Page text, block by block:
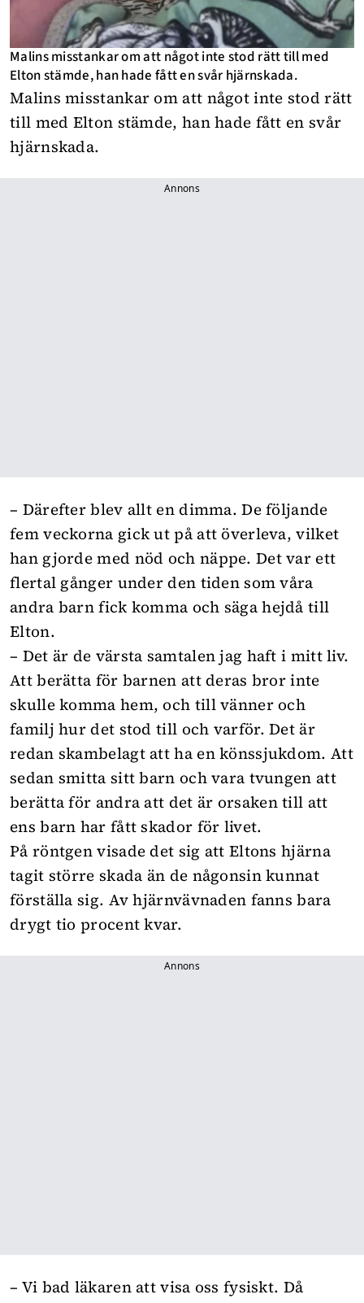
Malins misstankar om att något inte stod rätt till med
Elton stämde, han hade fått en svår hjärnskada.
Malins misstankar om att något inte stod rätt
till med Elton stämde, han hade fått en svår
hjärnskada.
Annons
– Därefter blev allt en dimma. De följande
fem veckorna gick ut på att överleva, vilket
han gjorde med nöd och näppe. Det var ett
flertal gånger under den tiden som våra
andra barn fick komma och säga hejdå till
Elton.
– Det är de värsta samtalen jag haft i mitt liv.
Att berätta för barnen att deras bror inte
skulle komma hem, och till vänner och
familj hur det stod till och varför. Det är
redan skambelagt att ha en könssjukdom. Att
sedan smitta sitt barn och vara tvungen att
berätta för andra att det är orsaken till att
ens barn har fått skador för livet.
På röntgen visade det sig att Eltons hjärna
tagit större skada än de någonsin kunnat
förställa sig. Av hjärnvävnaden fanns bara
drygt tio procent kvar.
Annons
– Vi bad läkaren att visa oss fysiskt. Då